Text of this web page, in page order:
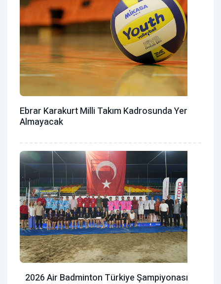
Ebrar Karakurt Milli Takım Kadrosunda Yer
Almayacak
2026 Air Badminton Türkiye Şampiyonası